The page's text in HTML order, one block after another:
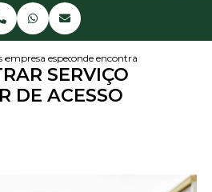
acesso
empresa especializada em controlador de
onde encontrar servico
SERVIÇO
DE ACESSO